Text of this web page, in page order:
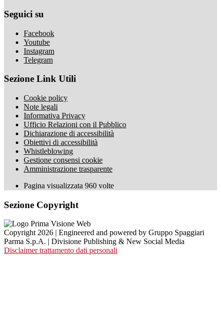
Seguici su
Facebook
Youtube
Instagram
Telegram
Sezione Link Utili
Cookie policy
Note legali
Informativa Privacy
Ufficio Relazioni con il Pubblico
Dichiarazione di accessibilità
Obiettivi di accessibilità
Whistleblowing
Gestione consensi cookie
Amministrazione trasparente
Pagina visualizzata 960 volte
Sezione Copyright
Copyright 2026 | Engineered and powered by Gruppo Spaggiari
Parma S.p.A. | Divisione Publishing & New Social Media
Disclaimer trattamento dati personali